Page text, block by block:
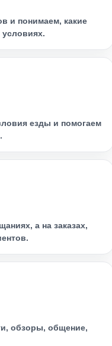
и понимаем, какие
езды и помогаем
а на заказах,
обзоры, общение,